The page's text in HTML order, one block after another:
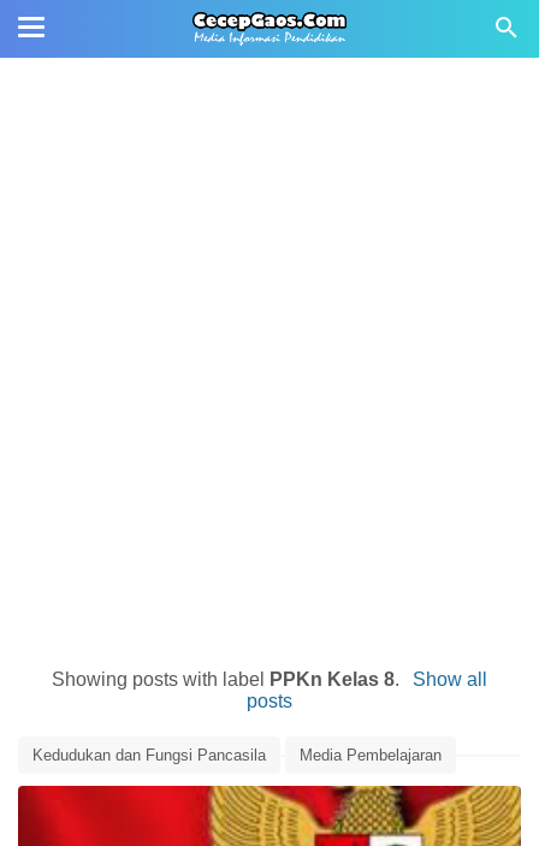
Showing posts with label PPKn Kelas 8.
Show all
posts
Kedudukan dan Fungsi Pancasila Media Pembelajaran
Media Pembelajaran Online PPKn Kelas 8
Soal Ulangan Harian PPKn Kelas 8